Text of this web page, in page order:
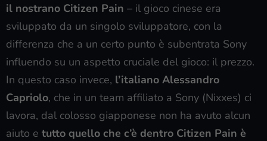
il nostrano Citizen Pain – il gioco cinese era
sviluppato da un singolo sviluppatore, con la
differenza che a un certo punto è subentrata Sony
influendo su un aspetto cruciale del gioco: il prezzo.
In questo caso invece, l’italiano Alessandro
Capriolo, che in un team affiliato a Sony (Nixxes) ci
lavora, dal colosso giapponese non ha avuto alcun
aiuto e tutto quello che c’è dentro Citizen Pain è